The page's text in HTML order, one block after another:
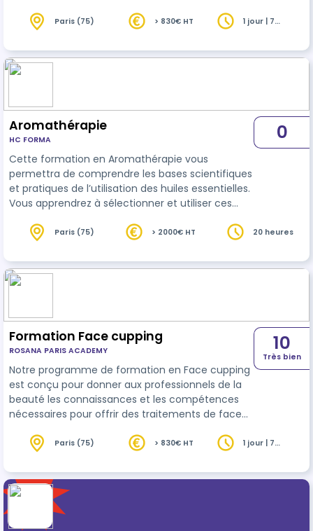
supérieure à leurs clients et savoir organiser et
Paris (75) > 830€ HT
1 jour | 7
Aromathérapie
HC FORMA
Cette formation en Aromathérapie vous
permettra de comprendre les bases scientifiques
et pratiques de l’utilisation des huiles essentielles.
Vous apprendrez à sélectionner et utiliser ces
ou des applications thérapeutiques spécifiques.
L’aromathérapie est une compétence précieuse
pour ceux qui souhaitent intégrer des solutions
0
Paris (75) > 2000€ HT 20 heures
Formation Face cupping
ROSANA PARIS ACADEMY
Notre programme de formation en Face cupping
est conçu pour donner aux professionnels de la
beauté les connaissances et les compétences
nécessaires pour offrir des traitements de face
formation comprend une présentation théorique
cupping ainsi que sur les différentes manœuvres
et les protocoles de traitement. Les participants
auront également l'occasion de pratiquer les
techniques sur des modèles…
10
Très bien
Paris (75) > 830€ HT
1 jour | 7